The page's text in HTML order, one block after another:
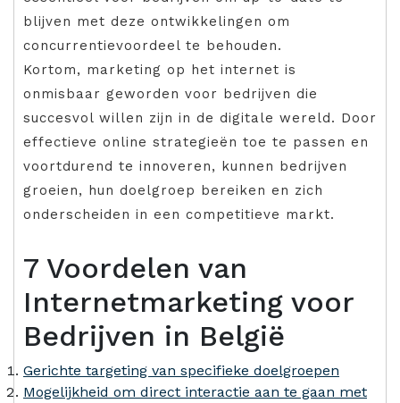
blijven met deze ontwikkelingen om
concurrentievoordeel te behouden.
Kortom, marketing op het internet is
onmisbaar geworden voor bedrijven die
succesvol willen zijn in de digitale wereld. Door
effectieve online strategieën toe te passen en
voortdurend te innoveren, kunnen bedrijven
groeien, hun doelgroep bereiken en zich
onderscheiden in een competitieve markt.
7 Voordelen van
Internetmarketing voor
Bedrijven in België
Gerichte targeting van specifieke doelgroepen
Mogelijkheid om direct interactie aan te gaan met